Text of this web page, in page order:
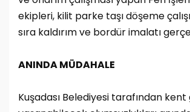
ekipleri, kilit parke taşı döşeme
sıra kaldırım ve bordür imalatı
ANINDA MÜDAHALE
Kuşadası Belediyesi tarafından